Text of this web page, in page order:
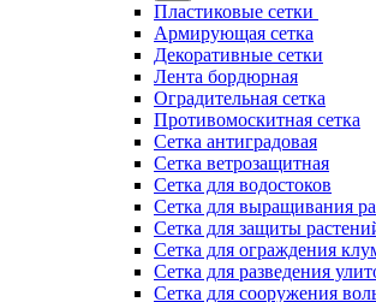
Пластиковые сетки
Армирующая сетка
Декоративные сетки
Лента бордюрная
Оградительная сетка
Противомоскитная сетка
Сетка антиградовая
Сетка ветрозащитная
Сетка для водостоков
Сетка для выращивания
Сетка для защиты
Сетка для ограждения
Сетка для разведения
Сетка для сооружения